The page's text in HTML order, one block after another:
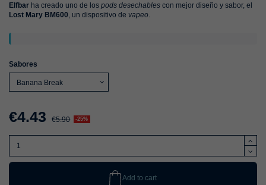
Elfbar ha creado uno de los pods desechables con mejor diseño y sabor, el
Lost Mary BM600 , un dispositivo de vapeo
Sabores
€4.43 €5.90 -25%
Add to cart